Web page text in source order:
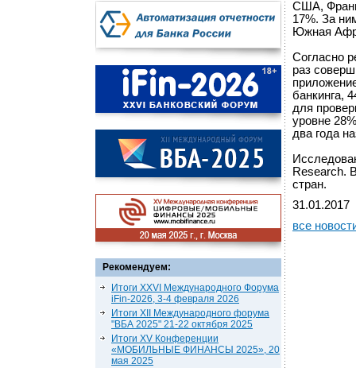
Рекомендуем:
Итоги XXVI Международного Форума
iFin-2026, 3-4 февраля 2026
Итоги XII Международного форума
"ВБА 2025" 21-22 октября 2025
Итоги XV Конференции
«МОБИЛЬНЫЕ ФИНАНСЫ 2025», 20
мая 2025
США,
17%. За
Южная
Согласно
раз
банкинга,
для
уровне
два года
Research.
стран.
31.01.2017
все